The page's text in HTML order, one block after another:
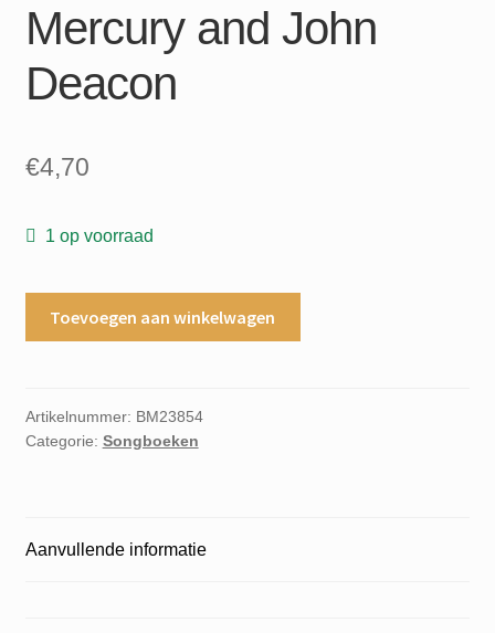
Mercury and John
Deacon
€4,70
1 op voorraad
friends
words
Freddie
Toevoegen aan winkelwagen
Artikelnummer: BM23854
Categorie: Songboeken
Aanvullende informatie